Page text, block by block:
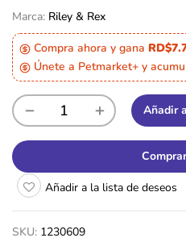
Marca: Riley & Rex
Compra ahora y gana
Únete a Petmarket+ y
Añadir
Añadir a la lista de deseos
SKU: 1230609